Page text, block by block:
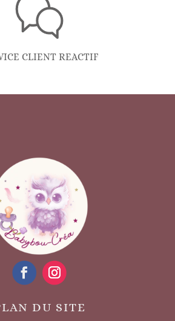
CLIENT REACTIF
DU SITE